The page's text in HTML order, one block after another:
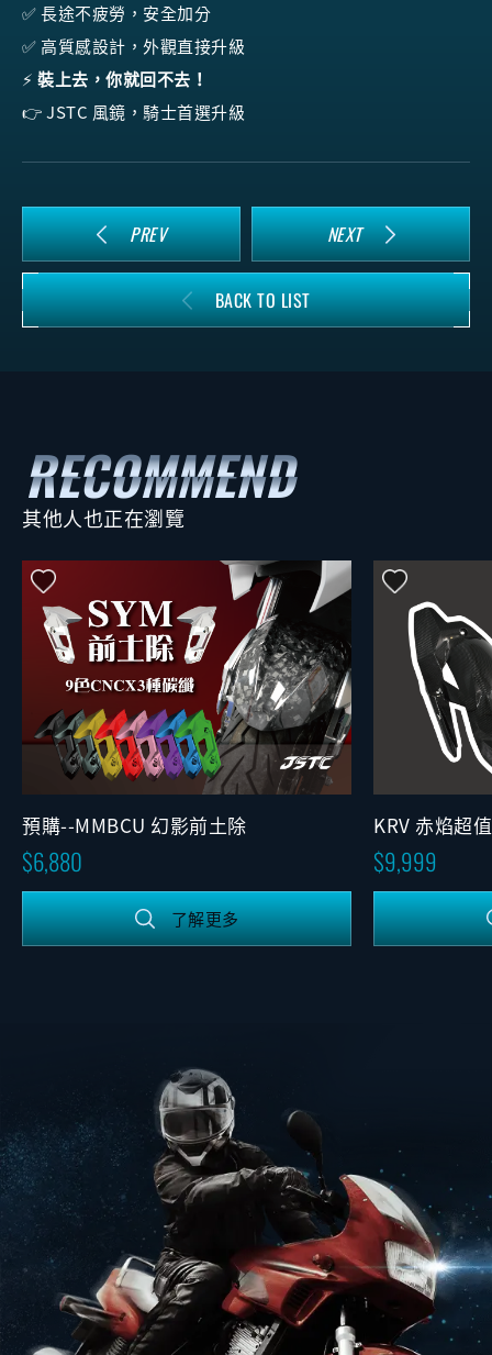
✅ 長途不疲勞，安全加分
✅ 高質感設計，外觀直接升級
⚡ 裝上去，你就回不去！
👉 JSTC 風鏡，騎士首選升級
PREV NEXT
BACK TO LIST
其他人也正在瀏覽
預購--MMBCU 幻影前土除
6,880
了解更多
KRV 赤焰超
9,999